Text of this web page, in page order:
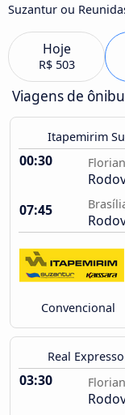
Suzantur ou
Hoje
R$ 503
Viagens de
Itapemirim
00:30
07:45
Convencional
Real Expresso
03:30